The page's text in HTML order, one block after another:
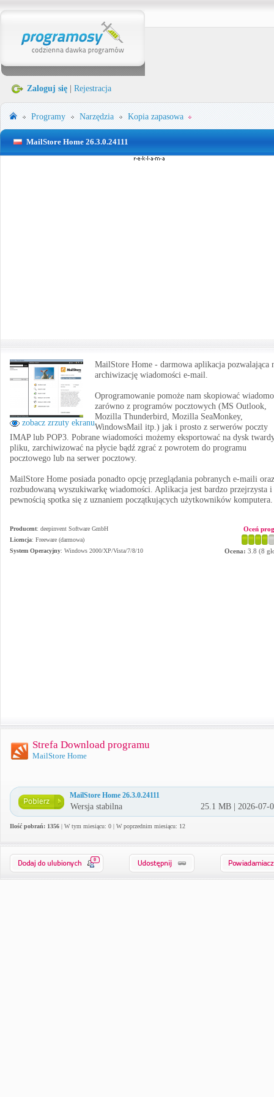
Zaloguj się Rejestracja
Programy Narzędzia Kopia zapasowa
MailStore Home 26.3.0.24111
zobacz zrzuty ekranu
MailStore Home - darmowa aplikacja pozwalająca
archiwizację wiadomości e-mail.
Oprogramowanie pomoże nam skopiować
zarówno z programów pocztowych (MS Outlook,
Mozilla Thunderbird, Mozilla SeaMonkey,
WindowsMail itp.) jak i prosto z serwerów poczty
IMAP lub POP3. Pobrane wiadomości możemy eksportować na dysk
pliku, zarchiwizować na płycie bądź zgrać z powrotem do programu
pocztowego lub na serwer pocztowy.
MailStore Home posiada ponadto opcję przeglądania pobranych e-maili oraz
rozbudowaną wyszukiwarkę wiadomości. Aplikacja jest bardzo przejrzysta i
pewnością spotka się z uznaniem początkujących użytkowników komputera.
Producent: deepinvent Software GmbH
Licencja: Freeware (darmowa)
System Operacyjny: Windows 2000/XP/Vista/7/8/10
Oceń
Ocena: 3.8 (8
Strefa Download programu
MailStore Home
MailStore Home 26.3.0.24111
Wersja stabilna 25.1 MB | 2026-07-
Ilość pobrań: 1356 | W tym miesiącu: 0 | W poprzednim miesiącu: 12
0